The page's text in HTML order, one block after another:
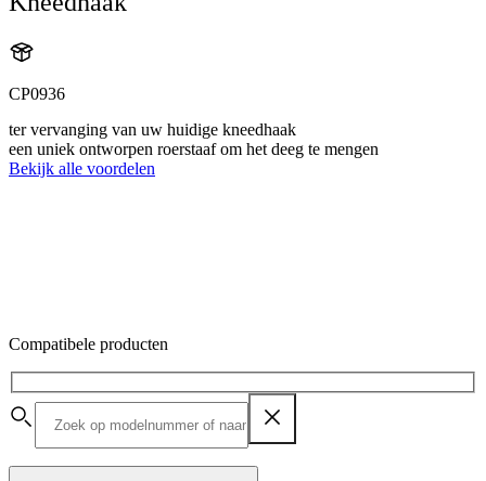
CP0936
ter vervanging van uw huidige kneedhaak
een uniek ontworpen roerstaaf om het deeg te mengen
Bekijk alle voordelen
Compatibele producten